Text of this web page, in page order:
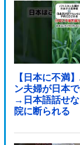
【日本に不満
ン夫婦が日本
→日本語話せ
院に断られる